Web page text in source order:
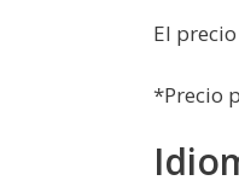
El
*Precio